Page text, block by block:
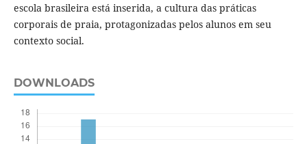
escola brasileira está inserida, a cultura das práticas
corporais de praia, protagonizadas pelos alunos em seu
contexto social.
DOWNLOADS